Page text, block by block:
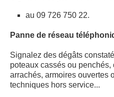
au 09 726 750 22.
Panne de réseau
Signalez des dégâts
poteaux cassés ou
arrachés, armoires ouvertes
techniques hors service...